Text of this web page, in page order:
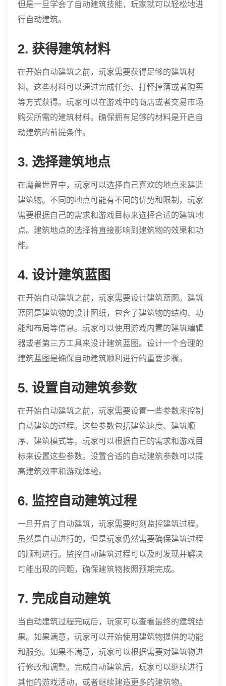
但是一旦学会了自动建筑技能，玩家就可以轻松地进
行自动建筑。
2. 获得建筑材料
在开始自动建筑之前，玩家需要获得足够的建筑材
料。这些材料可以通过完成任务、打怪掉落或者购买
等方式获得。玩家可以在游戏中的商店或者交易市场
购买所需的建筑材料。确保拥有足够的材料是开启自
动建筑的前提条件。
3. 选择建筑地点
在魔兽世界中，玩家可以选择自己喜欢的地点来建造
建筑物。不同的地点可能有不同的优势和限制，玩家
需要根据自己的需求和游戏目标来选择合适的建筑地
点。建筑地点的选择将直接影响到建筑物的效果和功
能。
4. 设计建筑蓝图
在开始自动建筑之前，玩家需要设计建筑蓝图。建筑
蓝图是建筑物的设计图纸，包含了建筑物的结构、功
能和布局等信息。玩家可以使用游戏内置的建筑编辑
器或者第三方工具来设计建筑蓝图。设计一个合理的
建筑蓝图是确保自动建筑顺利进行的重要步骤。
5. 设置自动建筑参数
在开始自动建筑之前，玩家需要设置一些参数来控制
自动建筑的过程。这些参数包括建筑速度、建筑顺
序、建筑模式等。玩家可以根据自己的需求和游戏目
标来设置这些参数。设置合适的自动建筑参数可以提
高建筑效率和游戏体验。
6. 监控自动建筑过程
一旦开启了自动建筑，玩家需要时刻监控建筑过程。
虽然是自动进行的，但是玩家仍然需要确保建筑过程
的顺利进行。监控自动建筑过程可以及时发现并解决
可能出现的问题，确保建筑物按照预期完成。
7. 完成自动建筑
当自动建筑过程完成后，玩家可以查看最终的建筑结
果。如果满意，玩家可以开始使用建筑物提供的功能
和服务。如果不满意，玩家可以根据需要对建筑物进
行修改和调整。完成自动建筑后，玩家可以继续进行
其他的游戏活动，或者继续建造更多的建筑物。